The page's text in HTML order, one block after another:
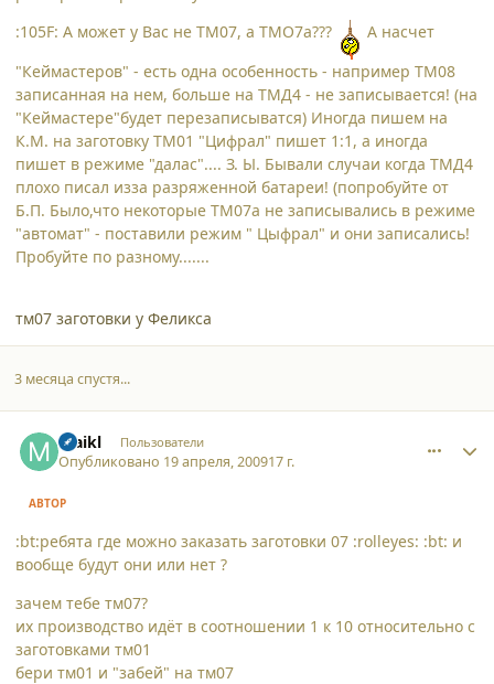
:105F: А может у Вас не ТМ07, а ТМО7а???
А насчет
"Кеймастеров" - есть одна особенность - например ТМ08
записанная на нем, больше на ТМД4 - не записывается! (на
"Кеймастере"будет перезаписыватся) Иногда пишем на
К.М. на заготовку ТМ01 "Цифрал" пишет 1:1, а иногда
пишет в режиме "далас".... З. Ы. Бывали случаи когда ТМД4
плохо писал изза разряженной батареи! (попробуйте от
Б.П. Было,что некоторые ТМ07а не записывались в режиме
"автомат" - поставили режим " Цыфрал" и они записались!
Пробуйте по разному.......
тм07 заготовки у Феликса
3 месяца спустя...
maikl Пользователи
Опубликовано 19 апреля, 200917 г.
АВТОР
:bt:ребята где можно заказать заготовки 07 :rolleyes: :bt: и
вообще будут они или нет ?
зачем тебе тм07?
их производство идёт в соотношении 1 к 10 относительно с
заготовками тм01
бери тм01 и "забей" на тм07